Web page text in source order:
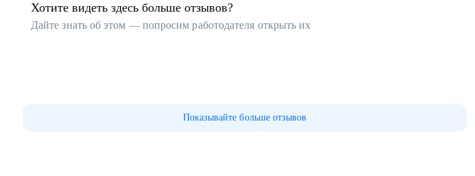
Хотите видеть здесь больше отзывов?
Дайте знать об этом — попросим работодателя открыть их
Показывайте больше отзывов